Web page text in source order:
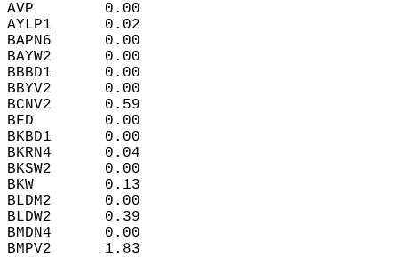
AVP        0.00
AYLP1      0.02
BAPN6      0.00
BAYW2      0.00
BBBD1      0.00
BBYV2      0.00
BCNV2      0.59
BFD        0.00
BKBD1      0.00
BKRN4      0.04
BKSW2      0.00
BKW        0.13
BLDM2      0.00
BLDW2      0.39
BMDN4      0.00
BMPV2      1.83